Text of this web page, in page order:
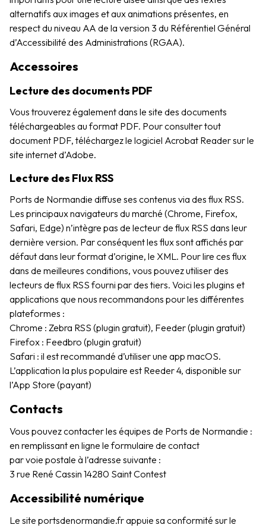
alternatifs aux images et aux animations présentes, en
respect du niveau AA de la version 3 du Référentiel Général
d’Accessibilité des Administrations (RGAA).
Accessoires
Lecture des documents PDF
Vous trouverez également dans le site des documents
téléchargeables au format PDF. Pour consulter tout
document PDF, téléchargez le logiciel Acrobat Reader sur le
site internet d’Adobe.
Lecture des Flux RSS
Ports de Normandie diffuse ses contenus via des flux RSS.
Les principaux navigateurs du marché (Chrome, Firefox,
Safari, Edge) n’intègre pas de lecteur de flux RSS dans leur
dernière version. Par conséquent les flux sont affichés par
défaut dans leur format d’origine, le XML. Pour lire ces flux
dans de meilleures conditions, vous pouvez utiliser des
lecteurs de flux RSS fourni par des tiers. Voici les plugins et
applications que nous recommandons pour les différentes
plateformes :
Chrome : Zebra RSS (plugin gratuit), Feeder (plugin gratuit)
Firefox : Feedbro (plugin gratuit)
Safari : il est recommandé d’utiliser une app macOS.
L’application la plus populaire est Reeder 4, disponible sur
l’App Store (payant)
Contacts
Vous pouvez contacter les équipes de Ports de Normandie :
en remplissant en ligne le formulaire de contact
par voie postale à l’adresse suivante :
3 rue René Cassin 14280 Saint Contest
Accessibilité numérique
Le site portsdenormandie.fr appuie sa conformité sur le